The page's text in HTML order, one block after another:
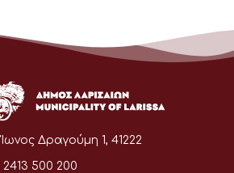
Ίωνος Δραγούμη 1, 41222
2413 500 200